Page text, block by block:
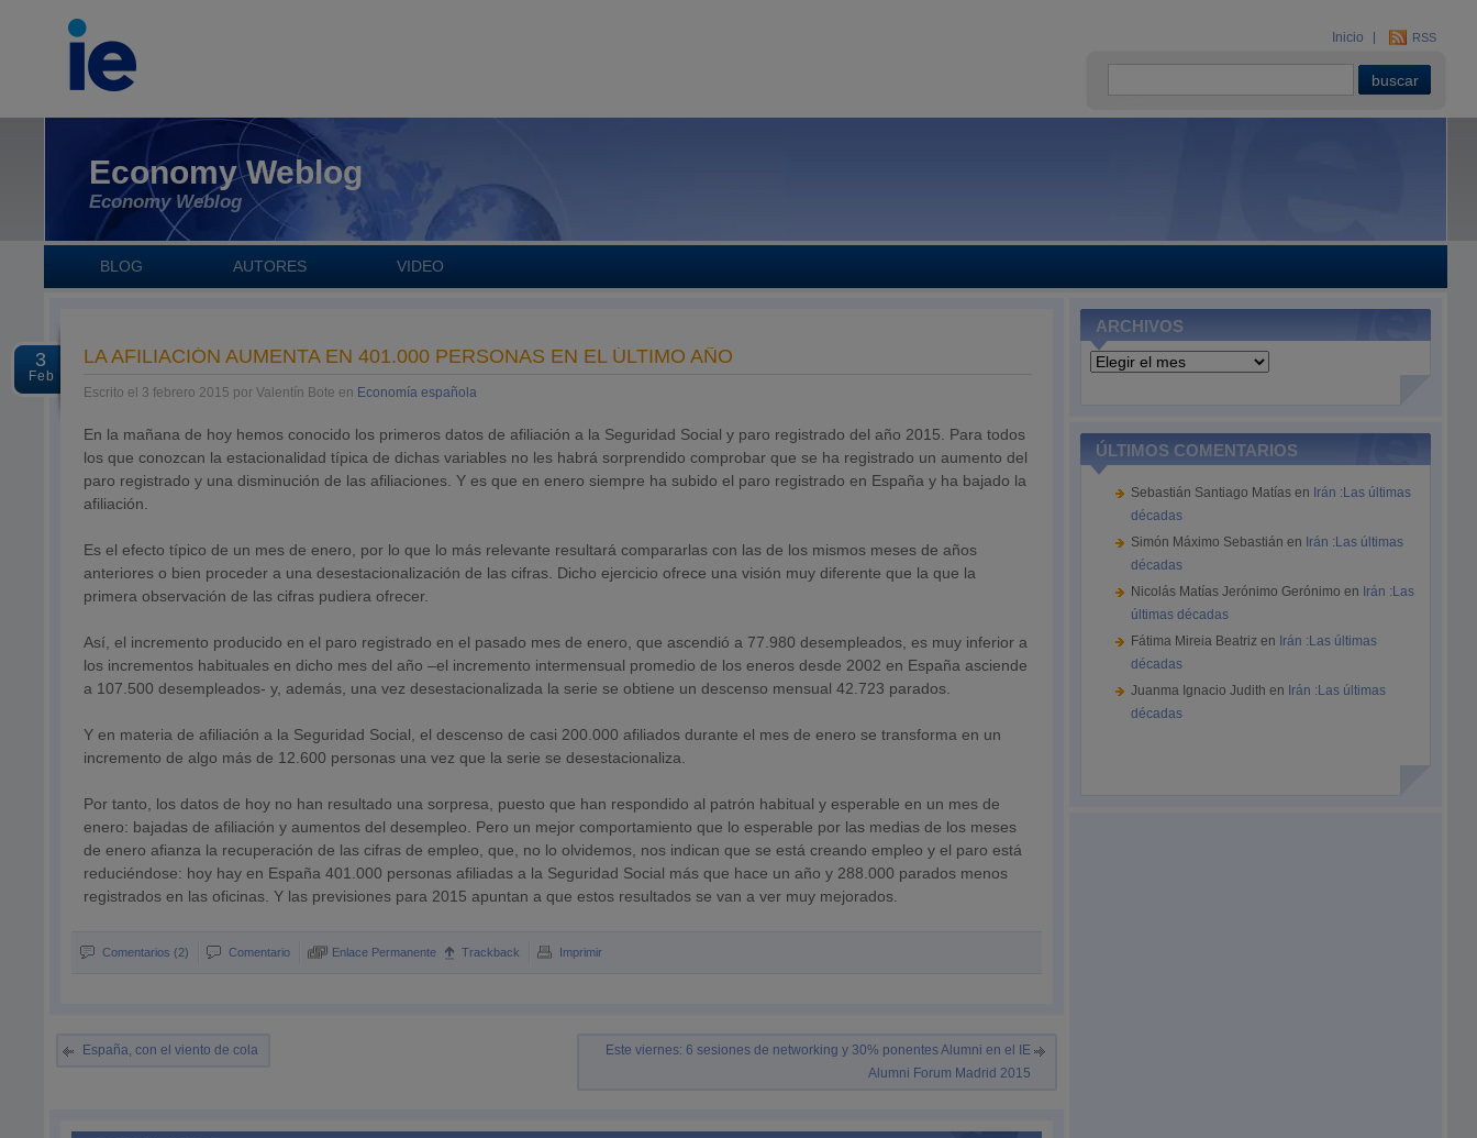
Inicio RSS
Economy Weblog
Economy Weblog
BLOG AUTORES VIDEO
3
Feb
LA AFILIACIÓN AUMENTA EN 401.000 PERSONAS EN EL ÚLTIMO AÑO
Escrito el 3 febrero 2015 por Valentín Bote en Economía española
En la mañana de hoy hemos conocido los primeros datos de afiliación a la Seguridad Social y paro registrado del año 2015. Para todos
los que conozcan la estacionalidad típica de dichas variables no les habrá sorprendido comprobar que se ha registrado un aumento del
paro registrado y una disminución de las afiliaciones. Y es que en enero siempre ha subido el paro registrado en España y ha bajado la
afiliación.
Es el efecto típico de un mes de enero, por lo que lo más relevante resultará compararlas con las de los mismos meses de años
anteriores o bien proceder a una desestacionalización de las cifras. Dicho ejercicio ofrece una visión muy diferente que la que la
primera observación de las cifras pudiera ofrecer.
Así, el incremento producido en el paro registrado en el pasado mes de enero, que ascendió a 77.980 desempleados, es muy inferior a
los incrementos habituales en dicho mes del año –el incremento intermensual promedio de los eneros desde 2002 en España asciende
a 107.500 desempleados- y, además, una vez desestacionalizada la serie se obtiene un descenso mensual 42.723 parados.
Y en materia de afiliación a la Seguridad Social, el descenso de casi 200.000 afiliados durante el mes de enero se transforma en un
incremento de algo más de 12.600 personas una vez que la serie se desestacionaliza.
Por tanto, los datos de hoy no han resultado una sorpresa, puesto que han respondido al patrón habitual y esperable en un mes de
enero: bajadas de afiliación y aumentos del desempleo. Pero un mejor comportamiento que lo esperable por las medias de los meses
de enero afianza la recuperación de las cifras de empleo, que, no lo olvidemos, nos indican que se está creando empleo y el paro está
reduciéndose: hoy hay en España 401.000 personas afiliadas a la Seguridad Social más que hace un año y 288.000 parados menos
registrados en las oficinas. Y las previsiones para 2015 apuntan a que estos resultados se van a ver muy mejorados.
Comentarios (2) Comentario Enlace Permanente Trackback Imprimir
España, con el viento de cola
Este viernes: 6 sesiones de networking y 30% ponentes Alumni en el IE
Alumni Forum Madrid 2015
ARCHIVOS
Archivos
ÚLTIMOS COMENTARIOS
Sebastián Santiago Matías en Irán :Las últimas
décadas
Simón Máximo Sebastián en Irán :Las últimas
décadas
Nicolás Matías Jerónimo Gerónimo en Irán :Las
últimas décadas
Fátima Mireia Beatriz en Irán :Las últimas
décadas
Juanma Ignacio Judith en Irán :Las últimas
décadas